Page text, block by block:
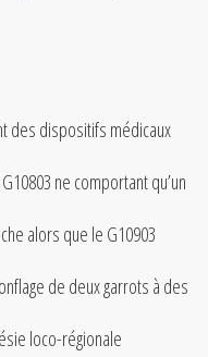
des dispositifs médicaux
ne comportant qu’un
alors que le G10903
de deux garrots à des
loco-régionale